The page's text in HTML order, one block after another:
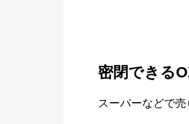
密閉できる
スーパーなどで